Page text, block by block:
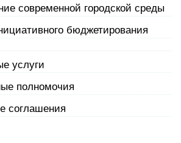
современной городской среды
бюджетирования
услуги
полномочия
соглашения